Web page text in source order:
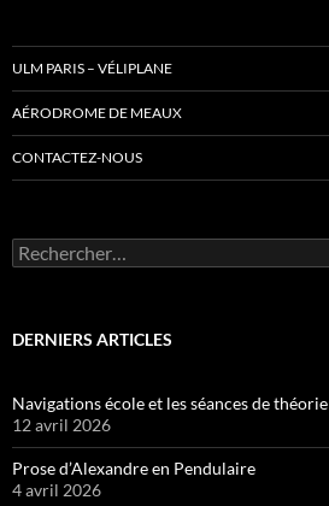
ULM PARIS – VÉLIPLANE
AÉRODROME DE MEAUX
CONTACTEZ-NOUS
Rechercher :
DERNIERS ARTICLES
Navigations école et les séances de théorie
12 avril 2026
Prose d’Alexandre en Pendulaire
4 avril 2026